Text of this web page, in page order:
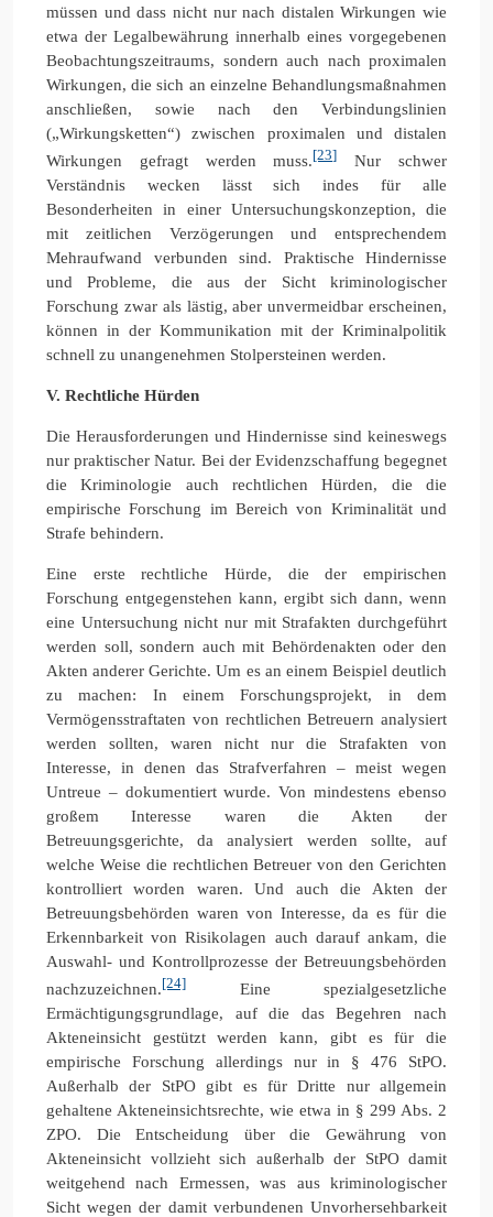
müssen und dass nicht nur nach distalen Wirkungen wie
etwa der Legalbewährung innerhalb eines vorgegebenen
Beobachtungszeitraums, sondern auch nach proximalen
Wirkungen, die sich an einzelne Behandlungsmaßnahmen
anschließen, sowie nach den Verbindungslinien
(„Wirkungsketten“) zwischen proximalen und distalen
Wirkungen gefragt werden muss.[23]
Nur schwer
Verständnis wecken lässt sich indes für alle
Besonderheiten in einer Untersuchungskonzeption, die
mit zeitlichen Verzögerungen und entsprechendem
Mehraufwand verbunden sind. Praktische Hindernisse
und Probleme, die aus der Sicht kriminologischer
Forschung zwar als lästig, aber unvermeidbar erscheinen,
können in der Kommunikation mit der Kriminalpolitik
schnell zu unangenehmen Stolpersteinen werden.
V. Rechtliche Hürden
Die Herausforderungen und Hindernisse sind keineswegs
nur praktischer Natur. Bei der Evidenzschaffung begegnet
die Kriminologie auch rechtlichen Hürden, die die
empirische Forschung im Bereich von Kriminalität und
Strafe behindern.
Eine erste rechtliche Hürde, die der empirischen
Forschung entgegenstehen kann, ergibt sich dann, wenn
eine Untersuchung nicht nur mit Strafakten durchgeführt
werden soll, sondern auch mit Behördenakten oder den
Akten anderer Gerichte. Um es an einem Beispiel deutlich
zu machen: In einem Forschungsprojekt, in dem
Vermögensstraftaten von rechtlichen Betreuern analysiert
werden sollten, waren nicht nur die Strafakten von
Interesse, in denen das Strafverfahren – meist wegen
Untreue – dokumentiert wurde. Von mindestens ebenso
großem Interesse waren die Akten der
Betreuungsgerichte, da analysiert werden sollte, auf
welche Weise die rechtlichen Betreuer von den Gerichten
kontrolliert worden waren. Und auch die Akten der
Betreuungsbehörden waren von Interesse, da es für die
Erkennbarkeit von Risikolagen auch darauf ankam, die
Auswahl- und Kontrollprozesse der Betreuungsbehörden
nachzuzeichnen.[24] Eine spezialgesetzliche
Ermächtigungsgrundlage, auf die das Begehren nach
Akteneinsicht gestützt werden kann, gibt es für die
empirische Forschung allerdings nur in § 476 StPO.
Außerhalb der StPO gibt es für Dritte nur allgemein
gehaltene Akteneinsichtsrechte, wie etwa in § 299 Abs. 2
ZPO. Die Entscheidung über die Gewährung von
Akteneinsicht vollzieht sich außerhalb der StPO damit
weitgehend nach Ermessen, was aus kriminologischer
Sicht wegen der damit verbundenen Unvorhersehbarkeit